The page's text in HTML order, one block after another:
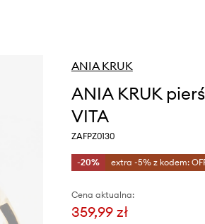
ANIA KRUK
ANIA KRUK
VITA
ZAFPZ0130
-20% extra -5% z kodem:
Cena aktualna:
359,99 zł